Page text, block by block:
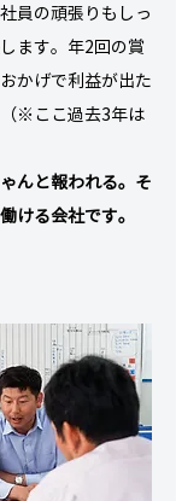
員の頑張りもしっ
ます。年2回の賞
かげで利益が出た
※ここ過去3年は
んと報われる。そ
ける会社です。